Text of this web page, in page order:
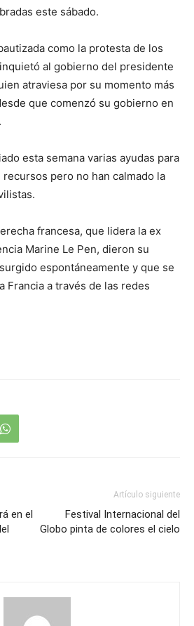
este sábado.
como la protesta de los
al gobierno del presidente
atraviesa por su momento más
que comenzó su gobierno en
esta semana varias ayudas para
pero no han calmado la
francesa, que lidera la ex
Marine Le Pen, dieron su
espontáneamente y que se
Francia a través de las redes
en el
Artículo siguiente
Festival Internacional del
Globo pinta de colores el cielo